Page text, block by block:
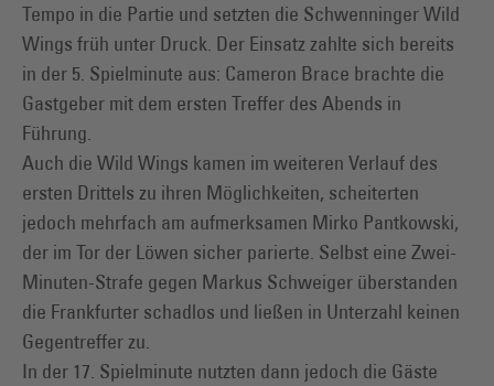
Tempo in die Partie und setzten die Schwenninger Wild
Wings früh unter Druck. Der Einsatz zahlte sich bereits
in der 5. Spielminute aus: Cameron Brace brachte die
Gastgeber mit dem ersten Treffer des Abends in
Führung.
Auch die Wild Wings kamen im weiteren Verlauf des
ersten Drittels zu ihren Möglichkeiten, scheiterten
jedoch mehrfach am aufmerksamen Mirko Pantkowski,
der im Tor der Löwen sicher parierte. Selbst eine Zwei-
Minuten-Strafe gegen Markus Schweiger überstanden
die Frankfurter schadlos und ließen in Unterzahl keinen
Gegentreffer zu.
In der 17. Spielminute nutzten dann jedoch die Gäste